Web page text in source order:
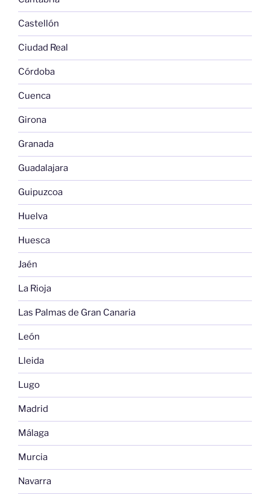
Castellón
Ciudad Real
Córdoba
Cuenca
Girona
Granada
Guadalajara
Guipuzcoa
Huelva
Huesca
Jaén
La Rioja
Las Palmas de Gran Canaria
León
Lleida
Lugo
Madrid
Málaga
Murcia
Navarra